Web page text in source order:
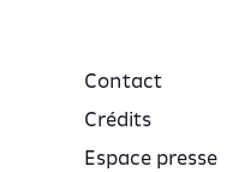
Contact
Crédits
Espace presse